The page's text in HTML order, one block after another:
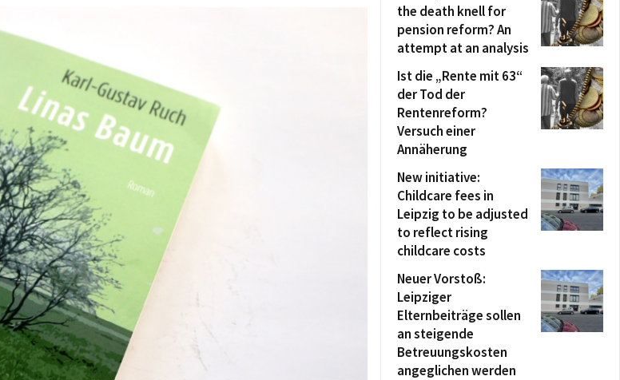
the death knell for
pension reform? An
attempt at an analysis
Ist die „Rente mit 63“
der Tod der
Rentenreform?
Versuch einer
Annäherung
New initiative:
Childcare fees in
Leipzig to be adjusted
to reflect rising
childcare costs
Neuer Vorstoß:
Leipziger
Elternbeiträge sollen
an steigende
Betreuungskosten
angeglichen werden